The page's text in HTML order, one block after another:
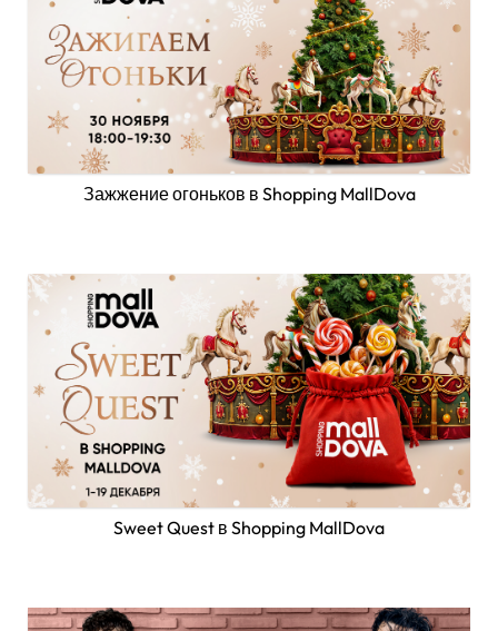
Зажжение огоньков в Shopping MallDova
Sweet Quest в Shopping MallDova